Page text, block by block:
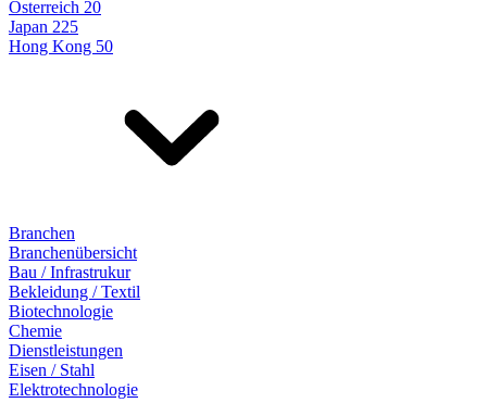
Österreich 20
Japan 225
Hong Kong 50
Branchen
Branchenübersicht
Bau / Infrastrukur
Bekleidung / Textil
Biotechnologie
Chemie
Dienstleistungen
Eisen / Stahl
Elektrotechnologie